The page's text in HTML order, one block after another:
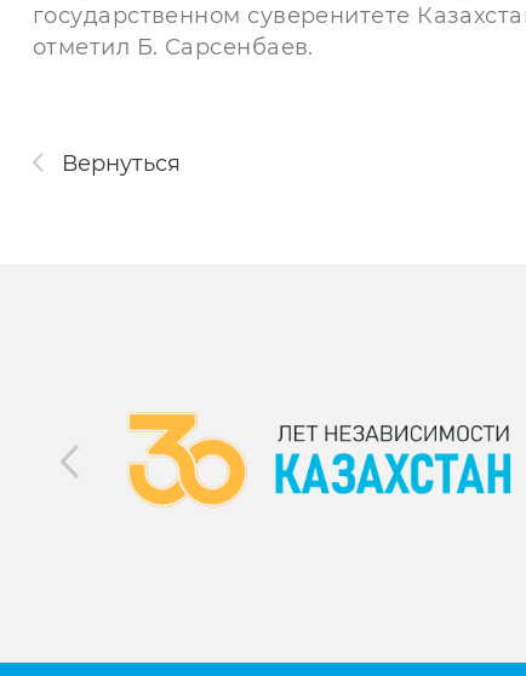
государственном суверенитете
отметил Б. Сарсенбаев.
Вернуться